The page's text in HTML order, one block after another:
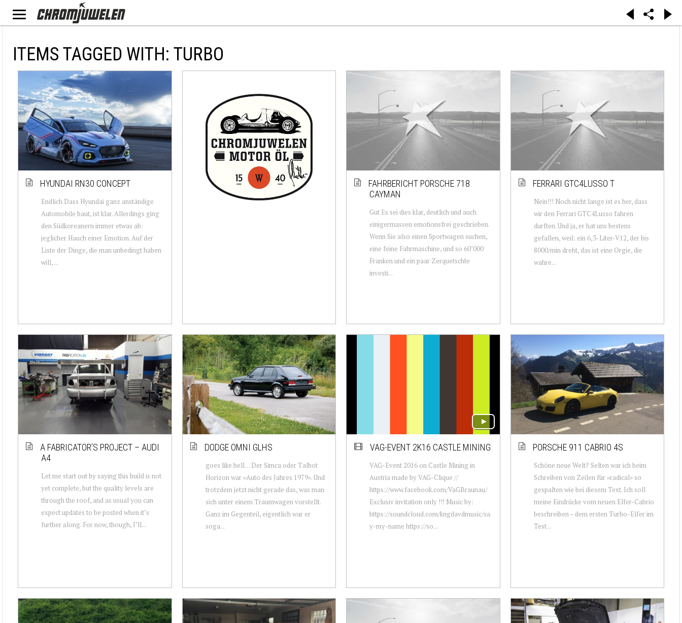
ITEMS TAGGED WITH: TURBO
HYUNDAI RN30 CONCEPT
Endlich Dass Hyundai ganz anständige
Automobile baut, ist klar. Allerdings ging
den Südkoreanern immer etwas ab:
jeglicher Hauch einer Emotion. Auf der
Liste der Dinge, die man unbedingt haben
will, ...
FAHRBERICHT PORSCHE 718
CAYMAN
Gut Es sei dies klar, deutlich und auch
einigermassen emotionsfrei geschrieben.
Wenn Sie also einen Sportwagen suchen,
eine feine Fahrmaschine, und so 60’000
Franken und ein paar Zerquetschte
investi...
FERRARI GTC4LUSSO T
Nein!!! Noch nicht lange ist es her, dass
wir den Ferrari GTC4Lusso fahren
durften. Und ja, er hat uns bestens
gefallen, weil: ein 6,3-Liter-V12, der bis
8000/min dreht, das ist eine Orgie, die
wahre...
A FABRICATOR’S PROJECT – AUDI
A4
Let me start out by saying this build is not
yet complete, but the quality levels are
through the roof, and as usual you can
expect updates to be posted when it’s
further along. For now, though, I’ll...
DODGE OMNI GLHS
goes like hell… Der Simca oder Talbot
Horizon war «Auto des Jahres 1979». Und
trotzdem jetzt nicht gerade das, was man
sich unter einem Traumwagen vorstellt.
Ganz im Gegenteil, eigentlich war er
soga...
VAG-EVENT 2K16 CASTLE MINING
VAG-Event 2016 on Castle Mining in
Austria made by VAG-Clique //
https://www.facebook.com/VaGBraunau/
Exclusiv invitation only !!! Music by:
https://soundcloud.com/kngdavdmusic/sa
y-my-name https://so...
PORSCHE 911 CABRIO 4S
Schöne neue Welt? Selten war ich beim
Schreiben von Zeilen für «radical» so
gespalten wie bei diesem Text. Ich soll
meine Eindrücke vom neuen Elfer-Cabrio
beschreiben – dem ersten Turbo-Elfer im
Test...